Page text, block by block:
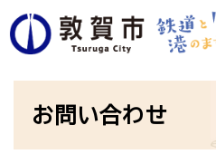
ペ
ー
メニューを飛
お問い合わせ